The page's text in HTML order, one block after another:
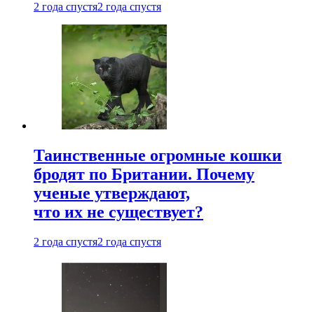
2 года спустя2 года спустя
Таинственные огромные кошки
бродят по Британии. Почему
ученые утверждают,
что их не существует?
2 года спустя2 года спустя